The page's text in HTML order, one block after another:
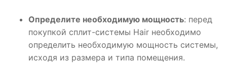
Определите необходимую мощность: перед
покупкой сплит-системы Hair необходимо
определить необходимую мощность системы,
исходя из размера и типа помещения.